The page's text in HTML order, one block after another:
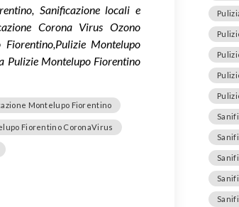
Sanificazione locali e
Corona Virus Ozono
Montelupo
Pulizie Montelupo Fiorentino
Montelupo Fiorentino
Fiorentino CoronaVirus